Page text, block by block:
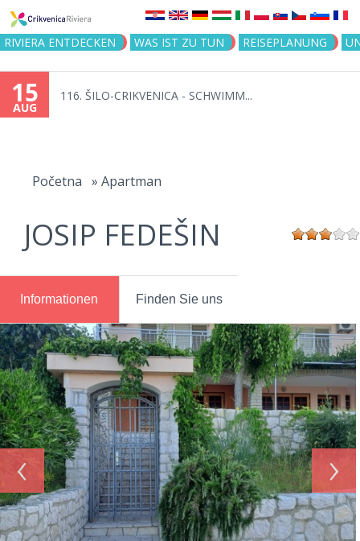
Jump to navigation
RIVIERA ENTDECKEN WAS IST ZU TUN REISEPLANUNG
15
AUG
116. ŠILO-CRIKVENICA - SCHWIMM...
Početna » Apartman
JOSIP FEDEŠIN
Informationen Finden Sie uns
‹ ›